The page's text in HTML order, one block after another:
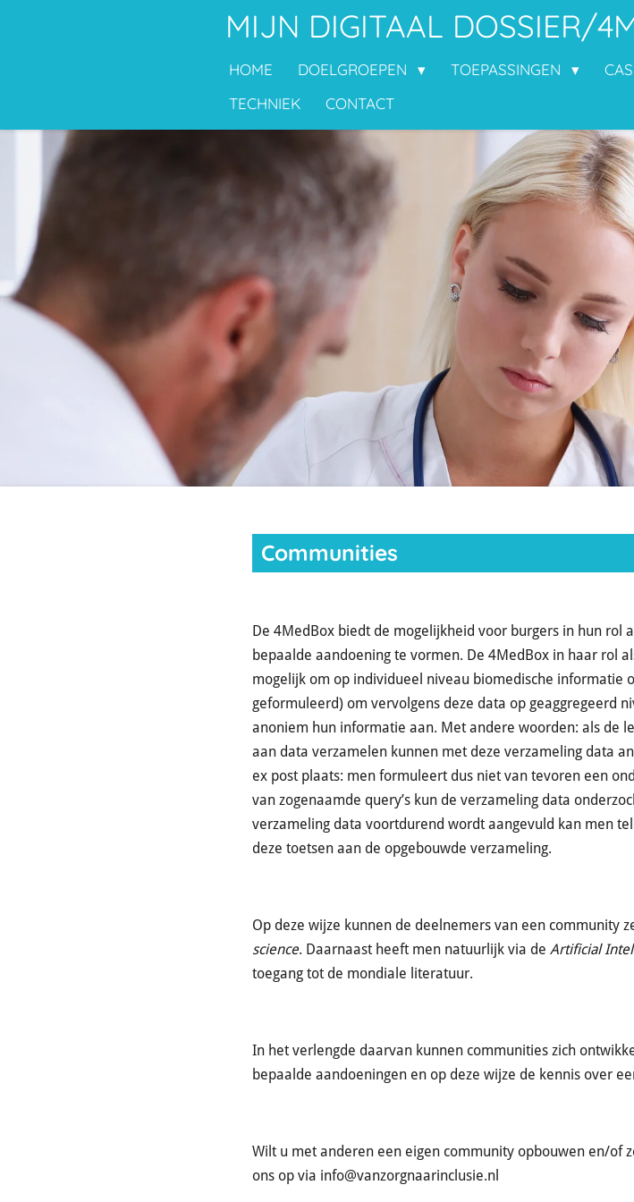
MIJN DIGITAAL DOSSIER/
HOME DOELGROEPEN TOEPASSINGEN
TECHNIEK
CONTACT
Communities
De 4MedBox biedt de mogelijkheid voor burgers in hun rol
bepaalde aandoening te vormen. De 4MedBox in haar rol
mogelijk om op individueel niveau biomedische informatie
geformuleerd) om vervolgens deze data op geaggregeerd
anoniem hun informatie aan. Met andere woorden: als de
aan data verzamelen kunnen met deze verzameling data
ex post plaats: men formuleert dus niet van tevoren een
van zogenaamde query’s kun de verzameling data
verzameling data voortdurend wordt aangevuld kan men
deze toetsen aan de opgebouwde verzameling.
Op deze wijze kunnen de deelnemers van een community
science. Daarnaast heeft men natuurlijk via de Artificial
toegang tot de mondiale literatuur.
In het verlengde daarvan kunnen communities zich
bepaalde aandoeningen en op deze wijze de kennis over
Wilt u met anderen een eigen community opbouwen en/of
ons op via info@vanzorgnaarinclusie.nl